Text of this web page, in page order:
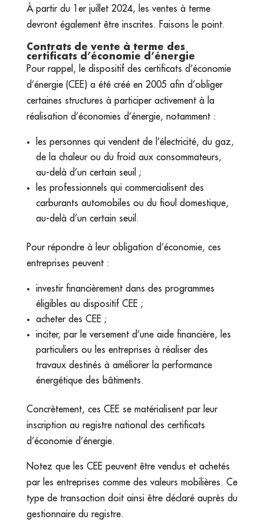
À partir du 1er juillet 2024, les ventes à terme
devront également être inscrites. Faisons le point.
Contrats de vente à terme des
certificats d’économie d’énergie
Pour rappel, le dispositif des certificats d’économie
d’énergie (CEE) a été créé en 2005 afin d’obliger
certaines structures à participer activement à la
réalisation d’économies d’énergie, notamment :
les personnes qui vendent de l’électricité, du gaz,
de la chaleur ou du froid aux consommateurs,
au-delà d’un certain seuil ;
les professionnels qui commercialisent des
carburants automobiles ou du fioul domestique,
au-delà d’un certain seuil.
Pour répondre à leur obligation d’économie, ces
entreprises peuvent :
investir financièrement dans des programmes
éligibles au dispositif CEE ;
acheter des CEE ;
inciter, par le versement d’une aide financière, les
particuliers ou les entreprises à réaliser des
travaux destinés à améliorer la performance
énergétique des bâtiments.
Concrètement, ces CEE se matérialisent par leur
inscription au registre national des certificats
d’économie d’énergie.
Notez que les CEE peuvent être vendus et achetés
par les entreprises comme des valeurs mobilières. Ce
type de transaction doit ainsi être déclaré auprès du
gestionnaire du registre.